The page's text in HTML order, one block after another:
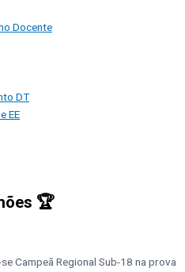
Docente
DT
EE
🏆
Campeã Regional Sub-18 na prova